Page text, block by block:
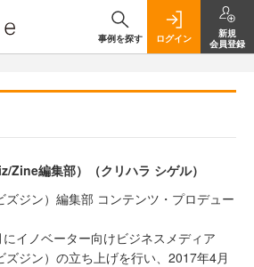
事例を探す ログイン
新規
会員登録
Zine編集部）（クリハラ シゲル）
ズジン）編集部 コンテンツ・プロデュー
イノベーター向けビジネスメディア
ズジン）の立ち上げを行い、2017年4月